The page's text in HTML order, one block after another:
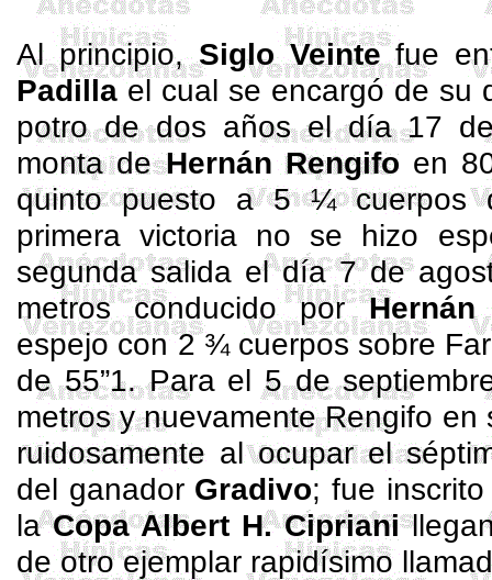
Al principio,Siglo Veintefue
Padillael cual se encargó de su
potro de dos años el día 17
monta deHernán Rengifoen
quinto puesto a 5 ¼ cuerpos
primera victoria no se hizo
segunda salida el día 7 de
metros conducido porHernán
espejo con 2 ¾ cuerpos sobre
de 55”1. Para el 5 de
metros y nuevamente Rengifo
ruidosamente al ocupar el
del ganador Gradivo; fue
laCopa Albert H.Cipriani
de otro ejemplar rapidísimo